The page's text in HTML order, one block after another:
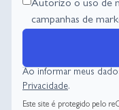
Autorizo o uso de
campanhas de
Ao informar meus
Privacidade.
Este site é protegido pelo